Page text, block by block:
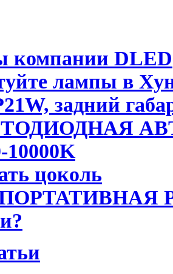
компании DLED
лампы в
задний
10000K
цоколь
ПОРТАТИВНАЯ